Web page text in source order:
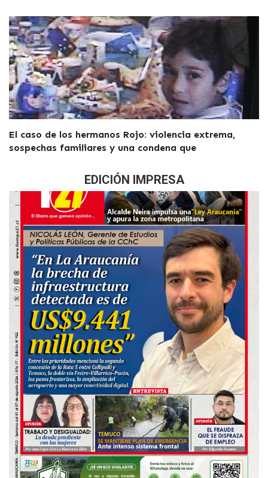
El caso de los hermanos Rojo: violencia extrema,
sospechas familiares y una condena que
EDICIÓN IMPRESA